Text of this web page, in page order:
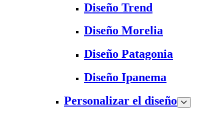
Diseño Trend
Diseño Morelia
Diseño Patagonia
Diseño Ipanema
Personalizar el diseño